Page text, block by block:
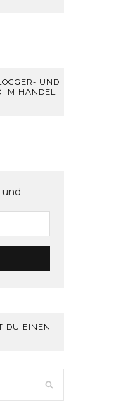
UND
IM HANDEL
DU EINEN